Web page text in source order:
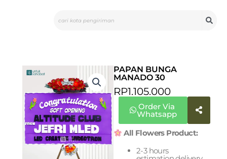
PAPAN BUNGA
MANADO 30
RP1.105.000
Order Via
Whatsapp
All Flowers Product:
2-3 hours